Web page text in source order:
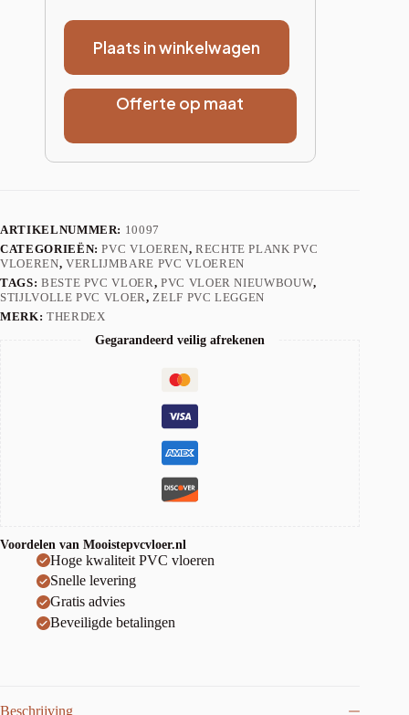
Plaats in winkelwagen
Offerte op maat
ARTIKELNUMMER: 10097
CATEGORIEËN:PVC VLOEREN, RECHTE PLANK PVC
VLOEREN, VERLIJMBARE PVC VLOEREN
TAGS: BESTE PVC VLOER, PVC VLOER NIEUWBOUW,
STIJLVOLLE PVC VLOER, ZELF PVC LEGGEN
MERK: THERDEX
Gegarandeerd veilig afrekenen
Voordelen van Mooistepvcvloer.nl
Hoge kwaliteit PVC vloeren
Snelle levering
Gratis advies
Beveiligde betalingen
Beschrijving